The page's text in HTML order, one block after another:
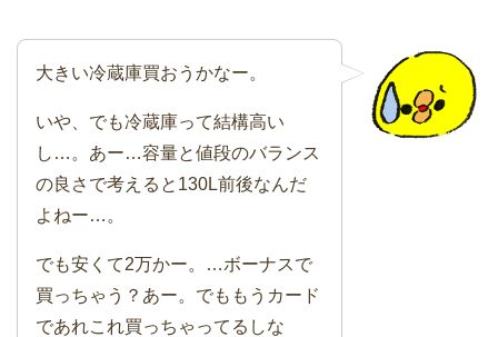
大きい冷蔵庫買おうかなー。
いや、でも冷蔵庫って結構高い
し…。あー…容量と値段のバランス
の良さで考えると130L前後なんだ
よねー…。
でも安くて2万かー。…ボーナスで
買っちゃう？あー。でももうカード
であれこれ買っちゃってるしな